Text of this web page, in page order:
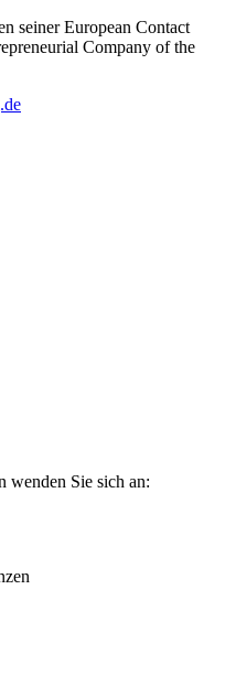
seiner European Contact
Company of the
wenden Sie sich an: